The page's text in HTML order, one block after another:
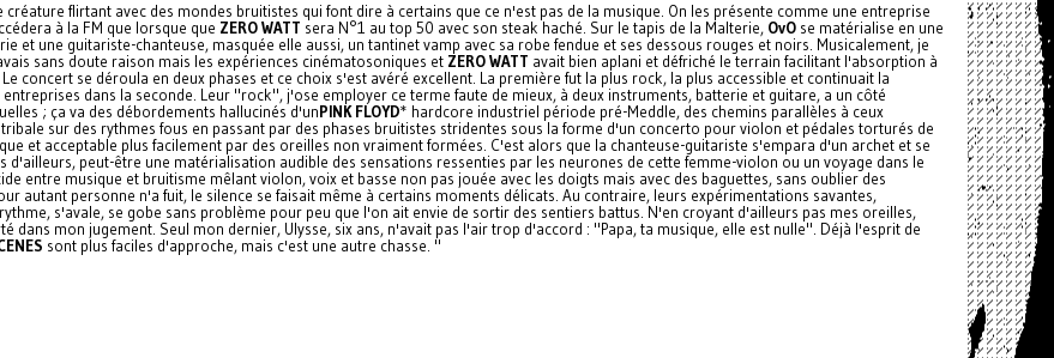
créature flirtant avec des mondes bruitistes qui font dire à certains que ce n'est pas de la musique. On les présente comme une entreprise
à la FM que lorsque que ZERO WATT sera N°1 au top 50 avec son steak haché. Sur le tapis de la Malterie, OvO se matérialise en une
et une guitariste-chanteuse, masquée elle aussi, un tantinet vamp avec sa robe fendue et ses dessous rouges et noirs. Musicalement, je
sans doute raison mais les expériences cinématosoniques et ZERO WATT avait bien aplani et défriché le terrain facilitant l'absorption à
concert se déroula en deux phases et ce choix s'est avéré excellent. La première fut la plus rock, la plus accessible et continuait la
dans la seconde. Leur "rock", j'ose employer ce terme faute de mieux, à deux instruments, batterie et guitare, a un côté
; ça va des débordements hallucinés d'unPINK FLOYD* hardcore industriel période pré-Meddle, des chemins parallèles à ceux
sur des rythmes fous en passant par des phases bruitistes stridentes sous la forme d'un concerto pour violon et pédales torturés de
et acceptable plus facilement par des oreilles non vraiment formées. C'est alors que la chanteuse-guitariste s'empara d'un archet et se
peut-être une matérialisation audible des sensations ressenties par les neurones de cette femme-violon ou un voyage dans le
entre musique et bruitisme mêlant violon, voix et basse non pas jouée avec les doigts mais avec des baguettes, sans oublier des
autant personne n'a fuit, le silence se faisait même à certains moments délicats. Au contraire, leurs expérimentations savantes,
s'avale, se gobe sans problème pour peu que l'on ait envie de sortir des sentiers battus. N'en croyant d'ailleurs pas mes oreilles,
dans mon jugement. Seul mon dernier, Ulysse, six ans, n'avait pas l'air trop d'accord : "Papa, ta musique, elle est nulle". Déjà l'esprit de
sont plus faciles d'approche, mais c'est une autre chasse. "